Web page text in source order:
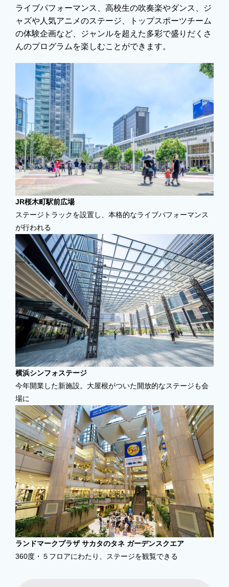
ライブパフォーマンス、高校生の吹奏楽やダンス、ジ
ャズや人気アニメのステージ、トップスポーツチーム
の体験企画など、ジャンルを超えた多彩で盛りだくさ
んのプログラムを楽しむことができます。
JR桜木町駅前広場
ステージトラックを設置し、本格的なライブパフォーマンス
が行われる
横浜シンフォステージ
今年開業した新施設。大屋根がついた開放的なステージも会
場に
ランドマークプラザ サカタのタネ ガーデンスクエア
360度・５フロアにわたり、ステージを観覧できる